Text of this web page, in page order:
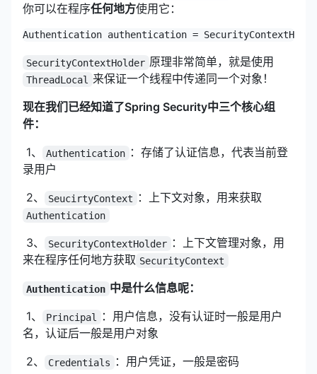
你可以在程序任何地方使用它：
Authentication authentication =
SecurityContextHolder 原理非常简单，就是使用
ThreadLocal
来保证一个线程中传递同一个对象！
现在我们已经知道了Spring Security中三个核心组
件：
​ 1、
Authentication ：存储了认证信息，代表当前登
录用户
​ 2、
SeucirtyContext ：上下文对象，用来获取
Authentication
​ 3、 SecurityContextHolder ：上下文管理对象，用
来在程序任何地方获取 SecurityContext
Authentication 中是什么信息呢：
​ 1、
Principal
：用户信息，没有认证时一般是用户
名，认证后一般是用户对象
​ 2、
Credentials
：用户凭证，一般是密码